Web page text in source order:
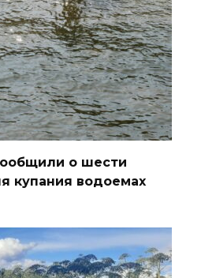
о шести
купания водоемах